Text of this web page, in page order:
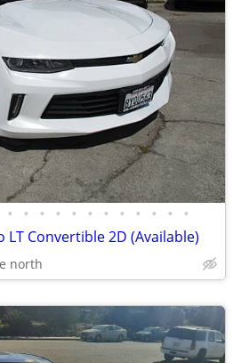
• • • • • • • • • • • •
LT Convertible 2D (Available)
north